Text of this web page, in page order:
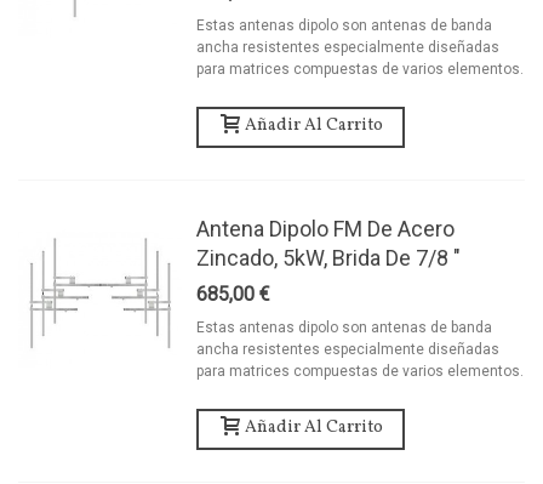
Estas antenas dipolo son antenas de banda
ancha resistentes especialmente diseñadas
para matrices compuestas de varios elementos.
Añadir Al Carrito
Antena Dipolo FM De Acero
Zincado, 5kW, Brida De 7/8 "
685,00 €
Estas antenas dipolo son antenas de banda
ancha resistentes especialmente diseñadas
para matrices compuestas de varios elementos.
Añadir Al Carrito